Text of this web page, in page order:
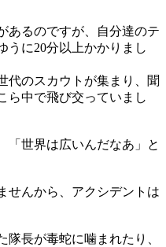
あるのですが、自分達のテ
うに20分以上かかりまし
代のスカウトが集まり、聞
ら中で飛び交っていまし
「世界は広いんだなあ」と
せんから、アクシデントは
長が毒蛇に噛まれたり、